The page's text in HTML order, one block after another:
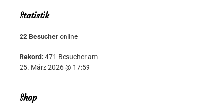
Statistik
22 Besucheronline
Rekord: 471 Besucher am
25. März 2026 @ 17:59
Shop